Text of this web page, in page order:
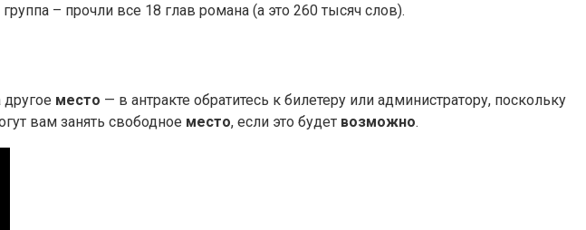
– прочли все 18 глав романа (а это 260 тысяч слов).
другое место — в антракте обратитесь к билетеру или администратору, поскольку
вам занять свободное место, если это будет возможно.